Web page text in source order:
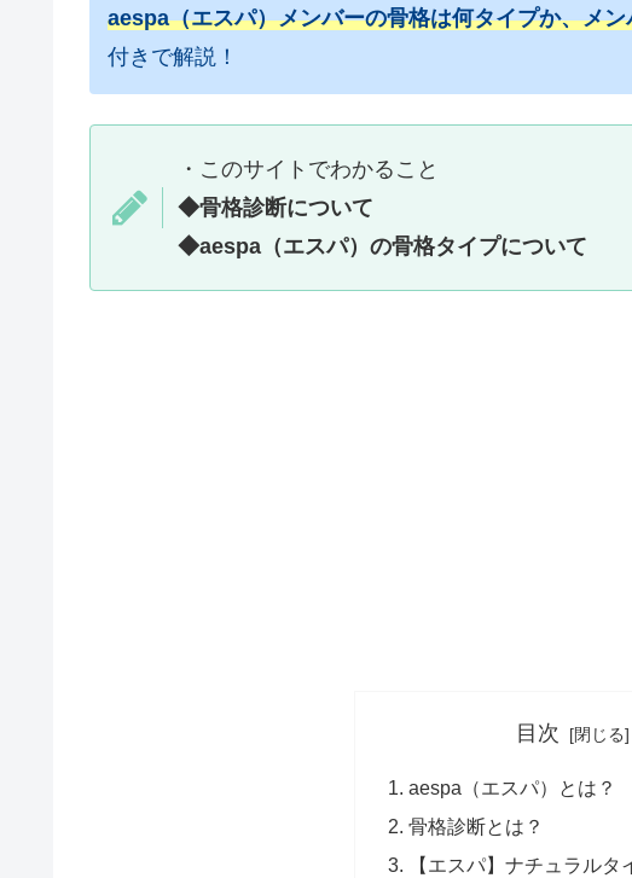
aespa（エスパ）メンバーの骨格は何タイプか、メ
付きで解説！
・このサイトでわかること
◆骨格診断について
◆aespa（エスパ）の骨格タイプについて
目次
aespa（エスパ）とは？
骨格診断とは？
【エスパ】ナチュラルタ